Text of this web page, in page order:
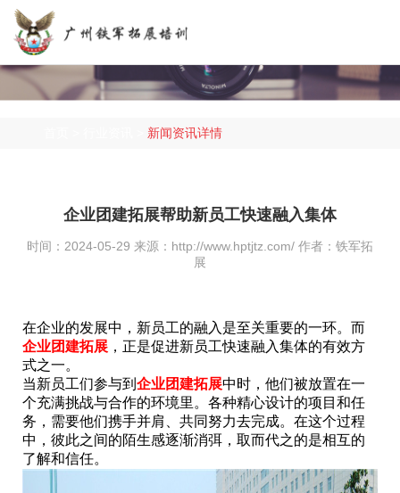
新闻资讯详情
企业团建拓展帮助新员工快速融入集体
时间：2024-05-29 来源：http://www.hptjtz.com/ 作者：铁军拓
展
在企业的发展中，新员工的融入是至关重要的一环。而
企业团建拓展 ，正是促进新员工快速融入集体的有效方
式之一。
当新员工们参与到 企业团建拓展中时，他们被放置在一
个充满挑战与合作的环境里。各种精心设计的项目和任
务，需要他们携手并肩、共同努力去完成。在这个过程
中，彼此之间的陌生感逐渐消弭，取而代之的是相互的
了解和信任。